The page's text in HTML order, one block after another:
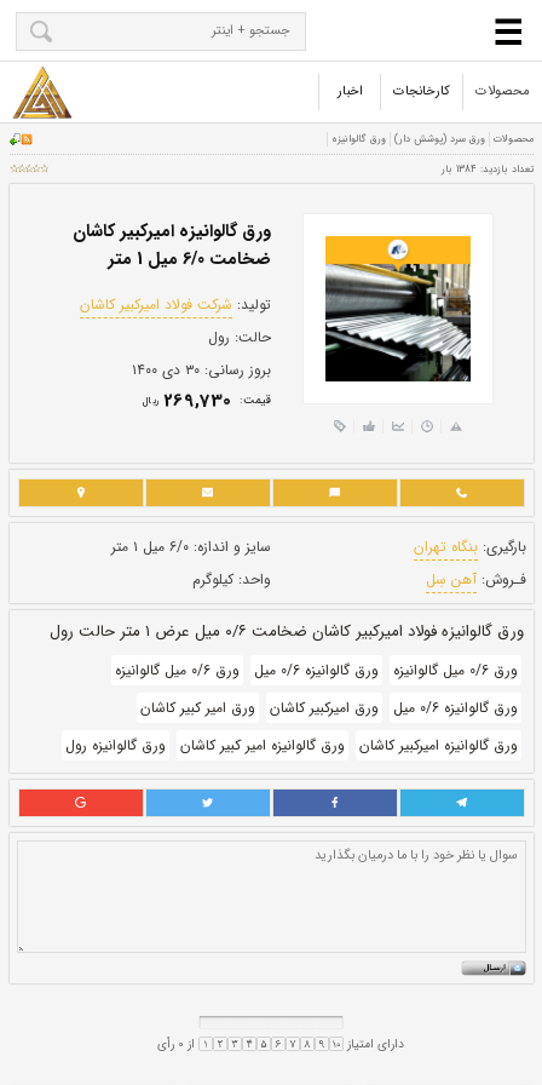
محصولات کارخانجات اخبار
ورق گالوانیزه امیرکبیر کاشان
ضخامت 6/0 میل 1 متر
تولید:شرکت فولاد امیرکبیر کاشان
حالت:
بروز رسانی:۳۰ دی ۱۴۰۰
قيمت: 269,730ريال
واحد:کیلوگرم